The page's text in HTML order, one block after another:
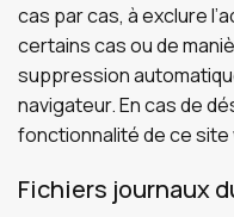
cas par cas, à exclure
certains cas ou de
suppression
navigateur. En cas de
fonctionnalité de ce
Fichiers journaux